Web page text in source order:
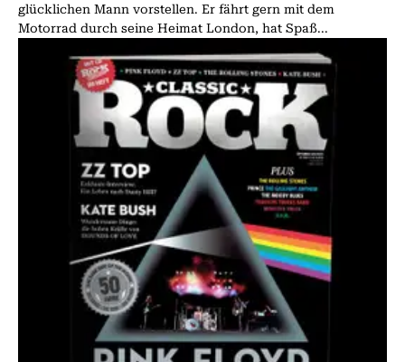
glücklichen Mann vorstellen. Er fährt gern mit dem
Motorrad durch seine Heimat London, hat Spaß...